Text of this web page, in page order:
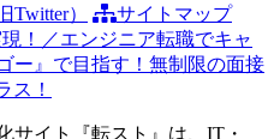
Twitter）
サイトマップ
現！／エンジニア転職でキャ
ー』で目指す！無制限の面接
ス！
サイト『転スト』は、IT・